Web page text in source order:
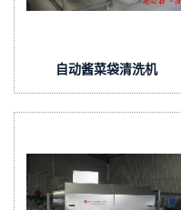
自动酱菜袋清洗机